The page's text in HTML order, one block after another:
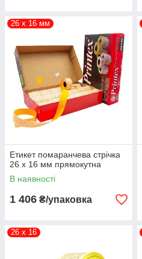
26 х 16 мм
Етикет помаранчева стрічка
26 х 16 мм прямокутна
В наявності
1 406 ₴/упаковка
26 х 16